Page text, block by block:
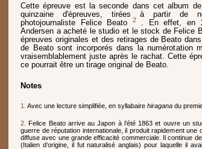
Cette épreuve est la seconde dans cet album
quinzaine d'épreuves, tirées à partir de
photojournaliste Felice Beato
2
. En effet, en
Andersen a acheté le studio et le stock de Felice
épreuves originales et des retirages de Beato
de Beato sont incorporés dans la numérotation
vraisemblablement juste après le rachat. Cette
ce pourrait être un tirage original de Beato.
Notes
1. Avec une lecture simplifiée, en syllabaire hiragana du
2.Felice Beato arrive au Japon à l’été 1863 et ouvre un
guerre de réputation internationale, il produit rapidement une
diffuse avec une grande efficacité commerciale. Il continue
(Italien d’origine, il fut naturalisé anglais) pour laquelle il